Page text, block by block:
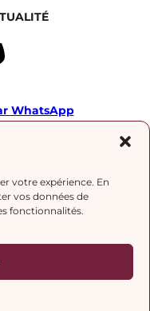
votre expérience. En
vos données de
fonctionnalités.
WhatsApp